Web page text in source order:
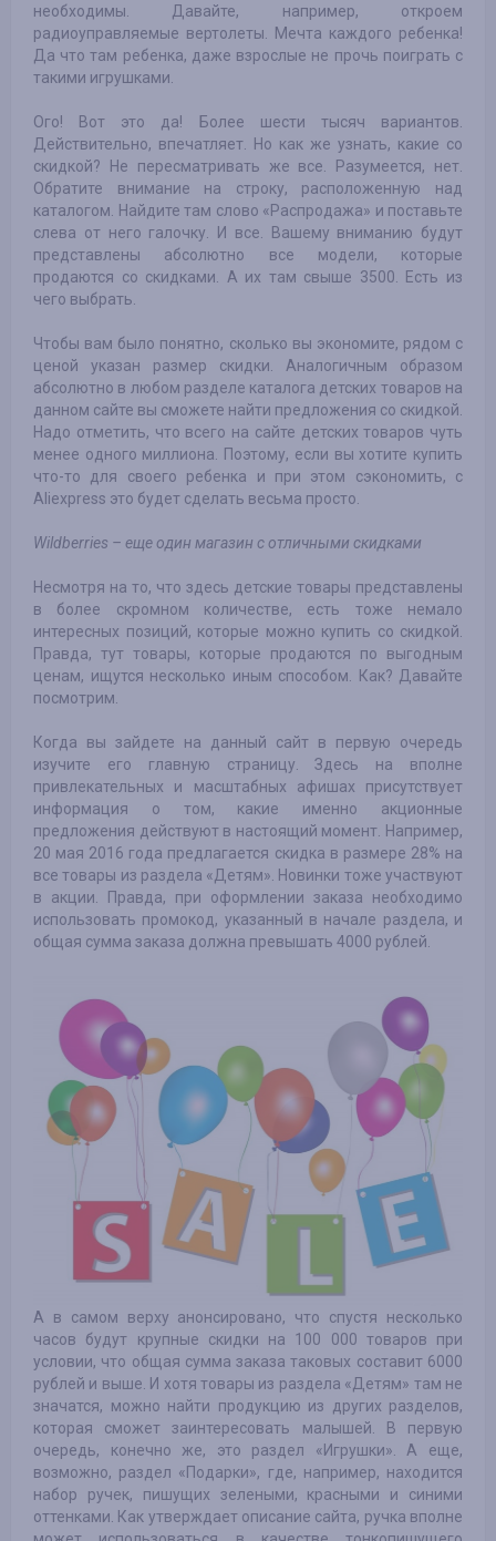
необходимы. Давайте, например, откроем
радиоуправляемые вертолеты. Мечта каждого ребенка!
Да что там ребенка, даже взрослые не прочь поиграть с
такими игрушками.
Ого! Вот это да! Более шести тысяч вариантов.
Действительно, впечатляет. Но как же узнать, какие со
скидкой? Не пересматривать же все. Разумеется, нет.
Обратите внимание на строку, расположенную над
каталогом. Найдите там слово «Распродажа» и поставьте
слева от него галочку. И все. Вашему вниманию будут
представлены абсолютно все модели, которые
продаются со скидками. А их там свыше 3500. Есть из
чего выбрать.
Чтобы вам было понятно, сколько вы экономите, рядом с
ценой указан размер скидки. Аналогичным образом
абсолютно в любом разделе каталога детских товаров на
данном сайте вы сможете найти предложения со скидкой.
Надо отметить, что всего на сайте детских товаров чуть
менее одного миллиона. Поэтому, если вы хотите купить
что-то для своего ребенка и при этом сэкономить, с
Aliexpress это будет сделать весьма просто.
Wildberries – еще один магазин с отличными скидками
Несмотря на то, что здесь детские товары представлены
в более скромном количестве, есть тоже немало
интересных позиций, которые можно купить со скидкой.
Правда, тут товары, которые продаются по выгодным
ценам, ищутся несколько иным способом. Как? Давайте
посмотрим.
Когда вы зайдете на данный сайт в первую очередь
изучите его главную страницу. Здесь на вполне
привлекательных и масштабных афишах присутствует
информация о том, какие именно акционные
предложения действуют в настоящий момент. Например,
20 мая 2016 года предлагается скидка в размере 28% на
все товары из раздела «Детям». Новинки тоже участвуют
в акции. Правда, при оформлении заказа необходимо
использовать промокод, указанный в начале раздела, и
общая сумма заказа должна превышать 4000 рублей.
А в самом верху анонсировано, что спустя несколько
часов будут крупные скидки на 100 000 товаров при
условии, что общая сумма заказа таковых составит 6000
рублей и выше. И хотя товары из раздела «Детям» там не
значатся, можно найти продукцию из других разделов,
которая сможет заинтересовать малышей. В первую
очередь, конечно же, это раздел «Игрушки». А еще,
возможно, раздел «Подарки», где, например, находится
набор ручек, пишущих зелеными, красными и синими
оттенками. Как утверждает описание сайта, ручка вполне